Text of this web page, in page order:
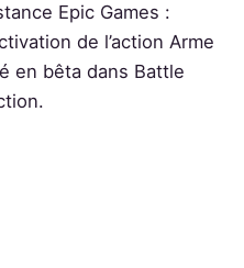
Epic Games :
de l’action Arme
en bêta dans Battle